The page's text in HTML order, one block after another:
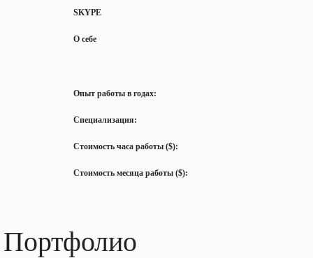
SKYPE
О себе
Опыт работы в годах:
Специализация:
Стоимость часа работы ($):
Стоимость месяца работы ($):
Портфолио